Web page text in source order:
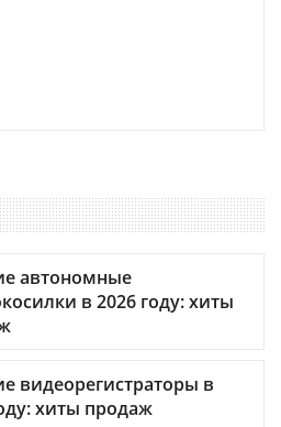
автономные
в 2026 году: хиты
видеорегистраторы в
хиты продаж